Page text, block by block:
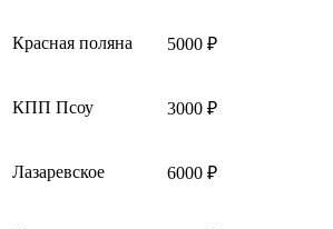
Красная поляна 5000 ₽
КПП Псоу 3000 ₽
Лазаревское 6000 ₽